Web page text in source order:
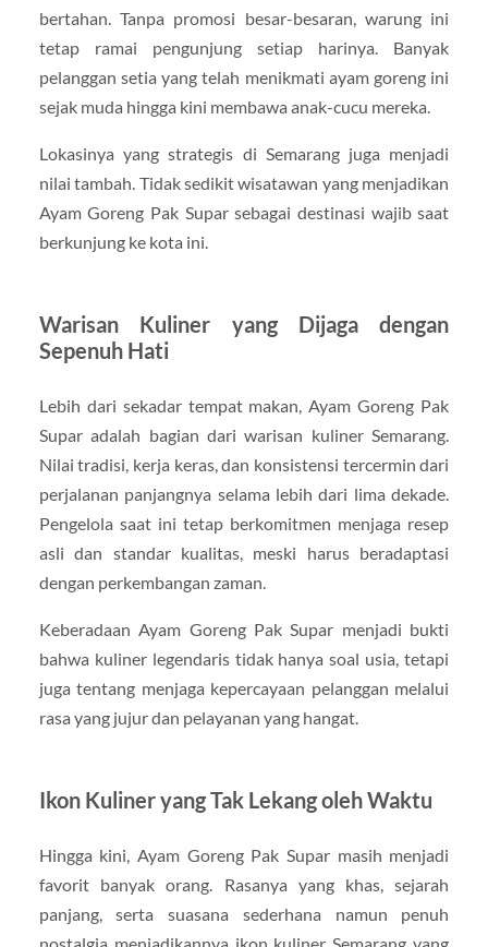
bertahan. Tanpa promosi besar-besaran, warung ini
tetap ramai pengunjung setiap harinya. Banyak
pelanggan setia yang telah menikmati ayam goreng ini
sejak muda hingga kini membawa anak-cucu mereka.
Lokasinya yang strategis di Semarang juga menjadi
nilai tambah. Tidak sedikit wisatawan yang menjadikan
Ayam Goreng Pak Supar sebagai destinasi wajib saat
berkunjung ke kota ini.
Warisan Kuliner yang Dijaga dengan
Sepenuh Hati
Lebih dari sekadar tempat makan, Ayam Goreng Pak
Supar adalah bagian dari warisan kuliner Semarang.
Nilai tradisi, kerja keras, dan konsistensi tercermin dari
perjalanan panjangnya selama lebih dari lima dekade.
Pengelola saat ini tetap berkomitmen menjaga resep
asli dan standar kualitas, meski harus beradaptasi
dengan perkembangan zaman.
Keberadaan Ayam Goreng Pak Supar menjadi bukti
bahwa kuliner legendaris tidak hanya soal usia, tetapi
juga tentang menjaga kepercayaan pelanggan melalui
rasa yang jujur dan pelayanan yang hangat.
Ikon Kuliner yang Tak Lekang oleh Waktu
Hingga kini, Ayam Goreng Pak Supar masih menjadi
favorit banyak orang. Rasanya yang khas, sejarah
panjang, serta suasana sederhana namun penuh